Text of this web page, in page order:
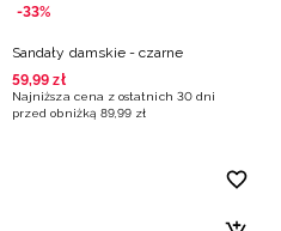
-33%
Sandały damskie - czarne
59,99 zł
Najniższa cena z ostatnich 30 dni
przed obniżką 89,99 zł